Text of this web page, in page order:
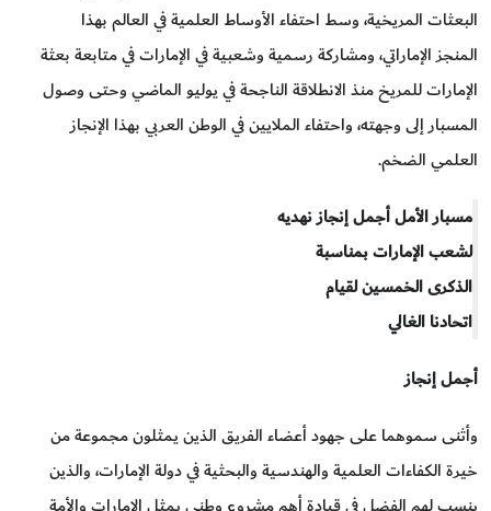
البعثات المريخية، وسط احتفاء الأوساط العلمية في العالم بهذا
المنجز الإماراتي، ومشاركة رسمية وشعبية في الإمارات في متابعة بعثة
الإمارات للمريخ منذ الانطلاقة الناجحة في يوليو الماضي وحتى وصول
المسبار إلى وجهته، واحتفاء الملايين في الوطن العربي بهذا الإنجاز
العلمي الضخم.
مسبار الأمل أجمل إنجاز نهديه
لشعب الإمارات بمناسبة
الذكرى الخمسين لقيام
اتحادنا الغالي
أجمل إنجاز
وأثنى سموهما على جهود أعضاء الفريق الذين يمثلون مجموعة من
خيرة الكفاءات العلمية والهندسية والبحثية في دولة الإمارات، والذين
ينسب لهم الفضل في قيادة أهم مشروع وطني يمثل الإمارات والأمة